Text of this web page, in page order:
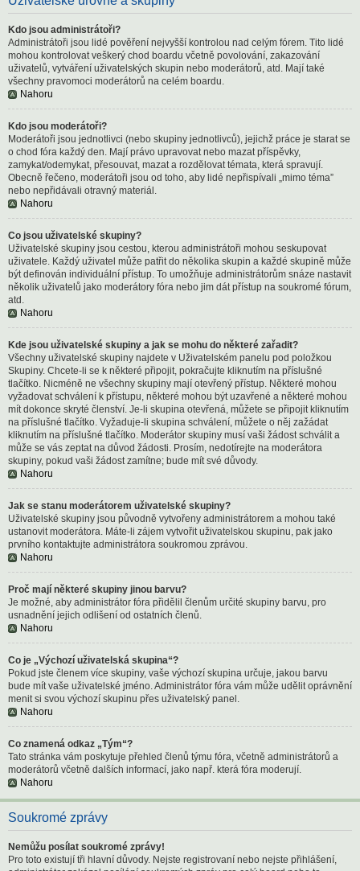
Kdo jsou administrátoři?
Administrátoři jsou lidé pověření nejvyšší kontrolou nad celým fórem. Tito lidé
mohou kontrolovat veškerý chod boardu včetně povolování, zakazování
uživatelů, vytváření uživatelských skupin nebo moderátorů, atd. Mají také
všechny pravomoci moderátorů na celém boardu.
Nahoru
Kdo jsou moderátoři?
Moderátoři jsou jednotlivci (nebo skupiny jednotlivců), jejichž práce je starat se
o chod fóra každý den. Mají právo upravovat nebo mazat příspěvky,
zamykat/odemykat, přesouvat, mazat a rozdělovat témata, která spravují.
Obecně řečeno, moderátoři jsou od toho, aby lidé nepřispívali „mimo téma”
nebo nepřidávali otravný materiál.
Nahoru
Co jsou uživatelské skupiny?
Uživatelské skupiny jsou cestou, kterou administrátoři mohou seskupovat
uživatele. Každý uživatel může patřit do několika skupin a každé skupině může
být definován individuální přístup. To umožňuje administrátorům snáze nastavit
několik uživatelů jako moderátory fóra nebo jim dát přístup na soukromé fórum,
atd.
Nahoru
Kde jsou uživatelské skupiny a jak se mohu do některé zařadit?
Všechny uživatelské skupiny najdete v Uživatelském panelu pod položkou
Skupiny. Chcete-li se k některé připojit, pokračujte kliknutím na příslušné
tlačítko. Nicméně ne všechny skupiny mají otevřený přístup. Některé mohou
vyžadovat schválení k přístupu, některé mohou být uzavřené a některé mohou
mít dokonce skryté členství. Je-li skupina otevřená, můžete se připojit kliknutím
na příslušné tlačítko. Vyžaduje-li skupina schválení, můžete o něj zažádat
kliknutím na příslušné tlačítko. Moderátor skupiny musí vaši žádost schválit a
může se vás zeptat na důvod žádosti. Prosím, nedotírejte na moderátora
skupiny, pokud vaši žádost zamítne; bude mít své důvody.
Nahoru
Jak se stanu moderátorem uživatelské skupiny?
Uživatelské skupiny jsou původně vytvořeny administrátorem a mohou také
ustanovit moderátora. Máte-li zájem vytvořit uživatelskou skupinu, pak jako
prvního kontaktujte administrátora soukromou zprávou.
Nahoru
Proč mají některé skupiny jinou barvu?
Je možné, aby administrátor fóra přidělil členům určité skupiny barvu, pro
usnadnění jejich odlišení od ostatních členů.
Nahoru
Co je „Výchozí uživatelská skupina“?
Pokud jste členem více skupiny, vaše výchozí skupina určuje, jakou barvu
bude mít vaše uživatelské jméno. Administrátor fóra vám může udělit oprávnění
menit si svou výchozí skupinu přes uživatelský panel.
Nahoru
Co znamená odkaz „Tým“?
Tato stránka vám poskytuje přehled členů týmu fóra, včetně administrátorů a
moderátorů včetně dalších informací, jako např. která fóra moderují.
Nahoru
Soukromé zprávy
Nemůžu posílat soukromé zprávy!
Pro toto existují tři hlavní důvody. Nejste registrovaní nebo nejste přihlášení,